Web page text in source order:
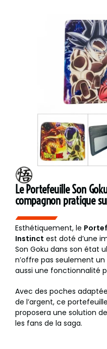
Le Portefeuille Son
compagnon pratique
Esthétiquement, le
Instinct est doté d’une
Son Goku dans son état
n’offre pas seulement
aussi une fonctionnalité
Avec des poches
de l’argent, ce
proposera une solution
les fans de la saga.